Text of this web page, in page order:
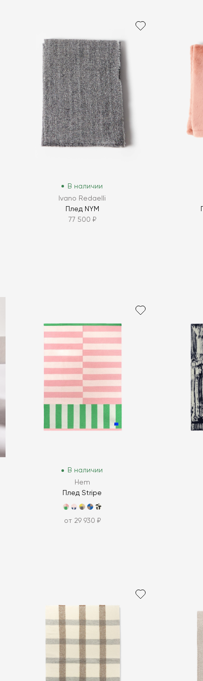
В наличии
Ivano Redaelli
Плед NYM
77 500 ₽
В наличии
Hem
Плед Stripe
от 29 930 ₽